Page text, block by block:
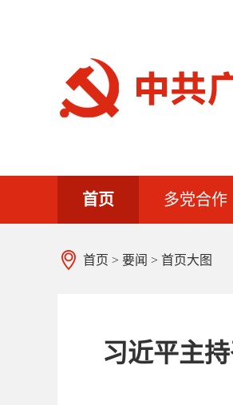
首页 多党合作
首页 > 要闻 > 首页大图
习近平主